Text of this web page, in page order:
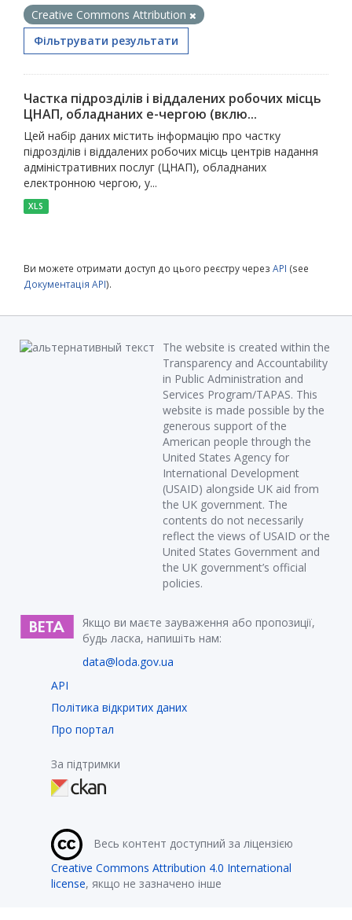
Creative Commons Attribution
Фільтрувати результати
Частка підрозділів і віддалених робочих місць
ЦНАП, обладнаних е-чергою (вклю...
Цей набір даних містить інформацію про частку
підрозділів і віддалених робочих місць центрів надання
адміністративних послуг (ЦНАП), обладнаних
електронною чергою, у...
XLS
Ви можете отримати доступ до цього реєстру через API (see
Документація API).
The website is created within the
Transparency and Accountability
in Public Administration and
Services Program/TAPAS. This
website is made possible by the
generous support of the
American people through the
United States Agency for
International Development
(USAID) alongside UK aid from
the UK government. The
contents do not necessarily
reflect the views of USAID or the
United States Government and
the UK government’s official
policies.
Якщо ви маєте зауваження або пропозиції,
будь ласка, напишіть нам:
data@loda.gov.ua
API
Політика відкритих даних
Про портал
За підтримки
Весь контент доступний за ліцензією
Creative Commons Attribution 4.0 International
license, якщо не зазначено інше